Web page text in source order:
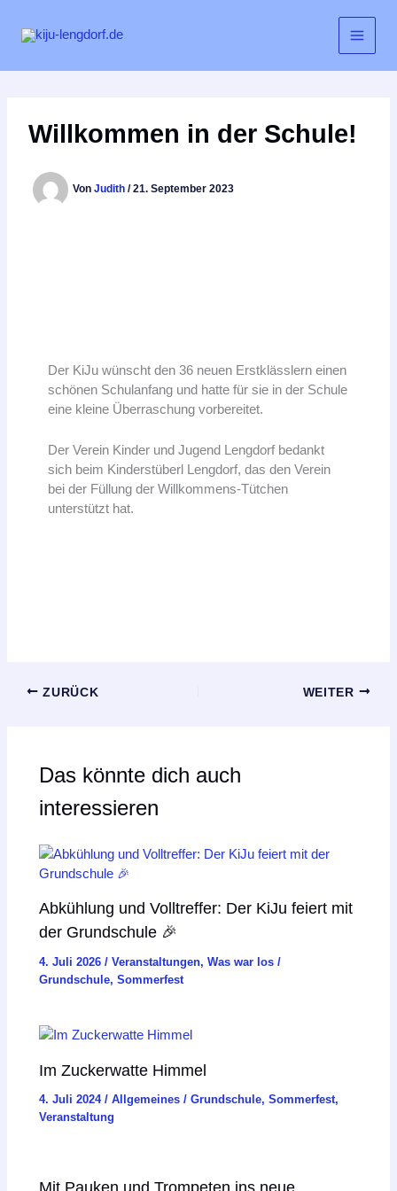
Inhalt
Willkommen in der Schule!
Von Judith /21. September 2023
Der KiJu wünscht den 36 neuen Erstklässlern einen
schönen Schulanfang und hatte für sie in der Schule
eine kleine Überraschung vorbereitet.
Der Verein Kinder und Jugend Lengdorf bedankt
sich beim Kinderstüberl Lengdorf, das den Verein
bei der Füllung der Willkommens-Tütchen
unterstützt hat.
ZURÜCK WEITER
Das könnte dich auch
interessieren
Abkühlung und Volltreffer: Der KiJu feiert mit
der Grundschule 🎉
4. Juli 2026/Veranstaltungen,Was war los /
Grundschule,Sommerfest
Im Zuckerwatte Himmel
4. Juli 2024/Allgemeines /Grundschule,Sommerfest,
Veranstaltung
Mit Pauken und Trompeten ins neue